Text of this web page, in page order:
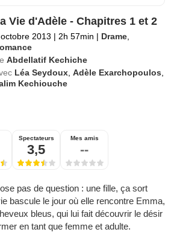
Vie d'Adèle - Chapitres 1 et 2
2013 | 2h 57min | Drame
Abdellatif Kechiche
Léa Seydoux ,Adèle Exarchopoulos
Kechiouche
Spectateurs
3,5
Mes amis
--
pas de question : une fille, ça sort
bascule le jour où elle rencontre Emma,
bleus, qui lui fait découvrir le désir
en tant que femme et adulte.